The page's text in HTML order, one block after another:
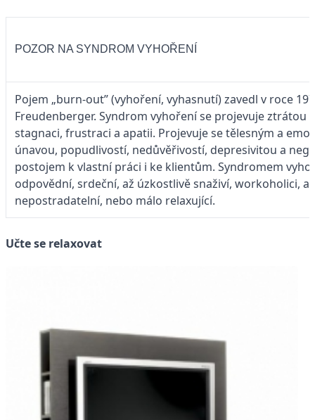
POZOR NA SYNDROM VYHOŘENÍ
Pojem „burn-out” (vyhoření, vyhasnutí) zavedl v roce
Freudenberger. Syndrom vyhoření se projevuje ztrátou
stagnaci, frustraci a apatii. Projevuje se tělesným a
únavou, popudlivostí, nedůvěřivostí, depresivitou a
postojem k vlastní práci i ke klientům. Syndromem
odpovědní, srdeční, až úzkostlivě snaživí, workoholici,
nepostradatelní, nebo málo relaxující.
Učte se relaxovat